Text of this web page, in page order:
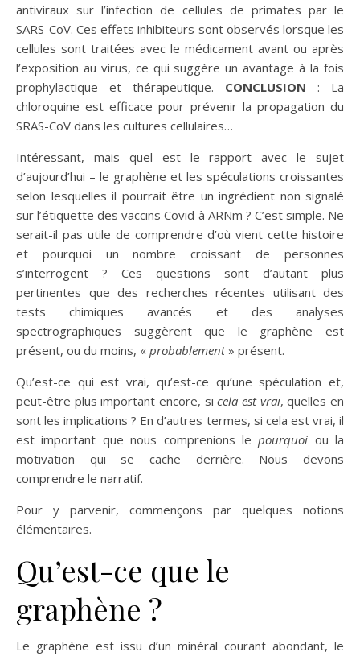
antiviraux sur l’infection de cellules de primates par le
SARS-CoV. Ces effets inhibiteurs sont observés lorsque les
cellules sont traitées avec le médicament avant ou après
l’exposition au virus, ce qui suggère un avantage à la fois
prophylactique et thérapeutique. CONCLUSION : La
chloroquine est efficace pour prévenir la propagation du
SRAS-CoV dans les cultures cellulaires…
Intéressant, mais quel est le rapport avec le sujet
d’aujourd’hui – le graphène et les spéculations croissantes
selon lesquelles il pourrait être un ingrédient non signalé
sur l’étiquette des vaccins Covid à ARNm ? C’est simple. Ne
serait-il pas utile de comprendre d’où vient cette histoire
et pourquoi un nombre croissant de personnes
s’interrogent ? Ces questions sont d’autant plus
pertinentes que des recherches récentes utilisant des
tests chimiques avancés et des analyses
spectrographiques suggèrent que le graphène est
présent, ou du moins, « probablement» présent.
Qu’est-ce qui est vrai, qu’est-ce qu’une spéculation et,
peut-être plus important encore, sicela est vrai, quelles en
sont les implications ? En d’autres termes, si cela est vrai, il
est important que nous comprenions lepourquoi ou la
motivation qui se cache derrière. Nous devons
comprendre le narratif.
Pour y parvenir, commençons par quelques notions
élémentaires.
Qu’est-ce que le
graphène ?
Le graphène est issu d’un minéral courant abondant, le